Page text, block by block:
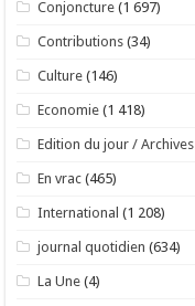
Conjoncture (1 697)
Contributions (34)
Culture (146)
Economie (1 418)
Edition du jour / Archives
En vrac (465)
International (1 208)
journal quotidien (634)
La Une (4)